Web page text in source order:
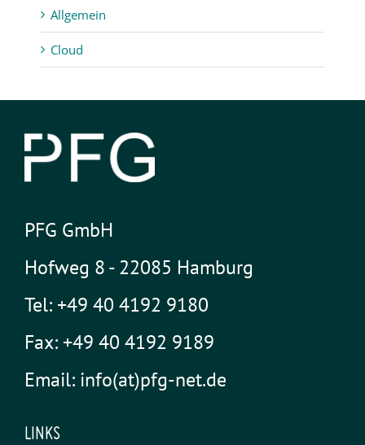
Allgemein
Cloud
PFG GmbH
Hofweg 8 - 22085 Hamburg
Tel: +49 40 4192 9180
Fax: +49 40 4192 9189
Email: info(at)pfg-net.de
LINKS